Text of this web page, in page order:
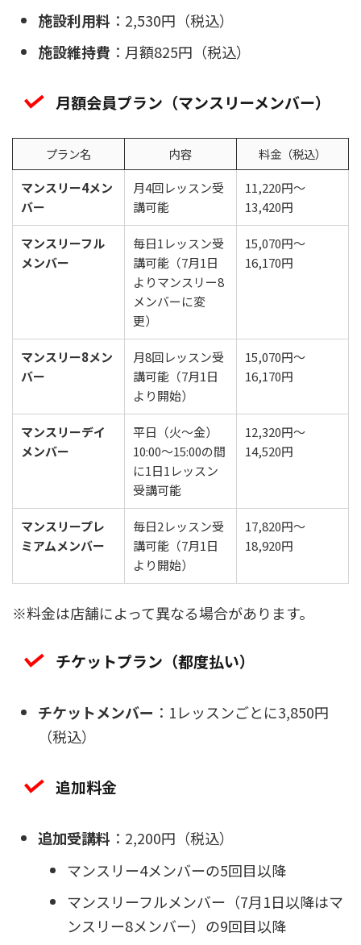
施設利用料 ：2,530円（税込）
施設維持費 ：月額825円（税込）
月額会員プラン（マンスリーメンバー）
プラン名 内容
料金（税込）
マンスリー4メン
バー
月4回レッスン受
講可能
11,220円〜
13,420円
マンスリーフル
メンバー
毎日1レッスン受
講可能（7月1日
よりマンスリー8
メンバーに変
更）
15,070円〜
16,170円
マンスリー8メン
バー
月8回レッスン受
講可能（7月1日
より開始）
15,070円〜
16,170円
マンスリーデイ
メンバー
平日（火〜金）
10:00〜15:00の間
に1日1レッスン
受講可能
12,320円〜
14,520円
マンスリープレ
ミアムメンバー
毎日2レッスン受
講可能（7月1日
より開始）
17,820円〜
18,920円
※料金は店舗によって異なる場合があります。
チケットプラン（都度払い）
チケットメンバー ：1レッスンごとに3,850円
（税込）
追加料金
追加受講料 ：2,200円（税込）
マンスリー4メンバーの5回目以降
マンスリーフルメンバー（7月1日以降はマ
ンスリー8メンバー）の9回目以降